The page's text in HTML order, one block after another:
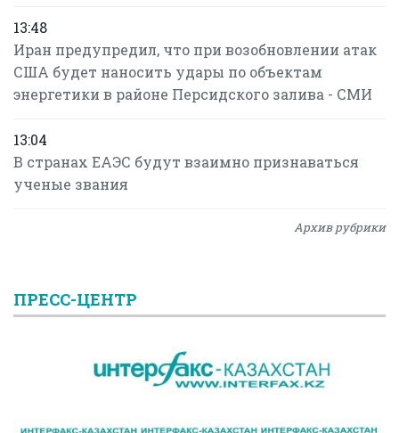
13:48
Иран предупредил, что при возобновлении атак
США будет наносить удары по объектам
энергетики в районе Персидского залива - СМИ
13:04
В странах ЕАЭС будут взаимно признаваться
ученые звания
Архив рубрики
ПРЕСС-ЦЕНТР